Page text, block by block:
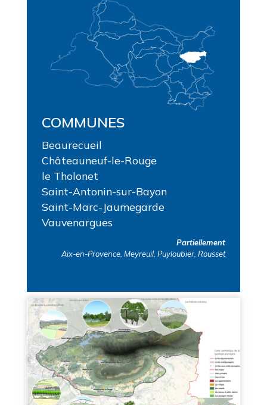
COMMUNES
Beaurecueil
Châteauneuf-le-Rouge
le Tholonet
Saint-Antonin-sur-Bayon
Saint-Marc-Jaumegarde
Vauvenargues
Partiellement
Aix-en-Provence, Meyreuil, Puyloubier, Rousset